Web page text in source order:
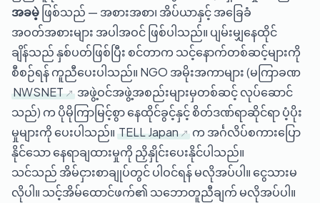
အခမဲ့ဖြစ်သည် — အစားအစာ၊ အိပ်ယာနှင့် အခြေခံ
အဝတ်အစားများ အပါအဝင် ဖြစ်ပါသည်။ ပျမ်းမျှနေထိုင်
ချိန်သည် နှစ်ပတ်ဖြစ်ပြီး စင်တာက သင့်နောက်တစ်ဆင့်များကို
စီစဉ်ရန် ကူညီပေးပါသည်။ NGO အမိုးအကာများ (မကြာခဏ
NWSNET
အဖွဲ့ဝင်အဖွဲ့အစည်းများမှတစ်ဆင့် လုပ်ဆောင်
သည်) က ပိုမိုကြာမြင့်စွာ နေထိုင်ခွင့်နှင့် စိတ်ဒဏ်ရာဆိုင်ရာ ပံ့ပိုး
မှုများကို ပေးပါသည်။ TELL Japan
က အင်္ဂလိပ်စကားပြော
နိုင်သော နေရာချထားမှုကို ညှိနှိုင်းပေးနိုင်ပါသည်။
သင်သည် အိမ်ငှားစာချုပ်တွင် ပါဝင်ရန် မလိုအပ်ပါ။ ငွေသားမ
လိုပါ။ သင့်အိမ်ထောင်ဖက်၏ သဘောတူညီချက် မလိုအပ်ပါ။